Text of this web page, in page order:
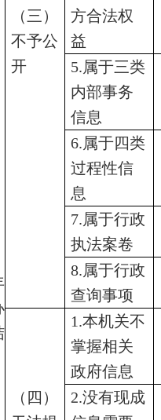
（三）
不予公
开
方合法权
益
5.属于三类
内部事务
信息
6.属于四类
过程性信
息
7.属于行政
执法案卷
8.属于行政
查询事项
（四）
1.本机关不
掌握相关
政府信息
2.没有现成